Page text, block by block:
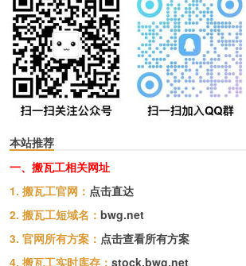
本站推荐
一、搬瓦工相关网址
1. 搬瓦工官网： 点击直达
2. 搬瓦工短域名： bwg.net
3. 官网所有方案： 点击查看所有方案
4. 搬瓦工实时库存： stock.bwg.net